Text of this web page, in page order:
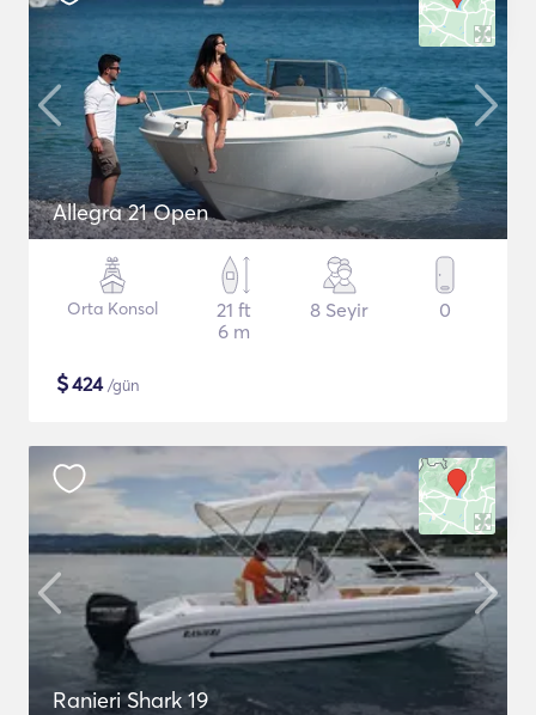
Allegra 21 Open
Orta Konsol
21 ft
6 m
8 Seyir 0
$424/gün
Ranieri Shark 19